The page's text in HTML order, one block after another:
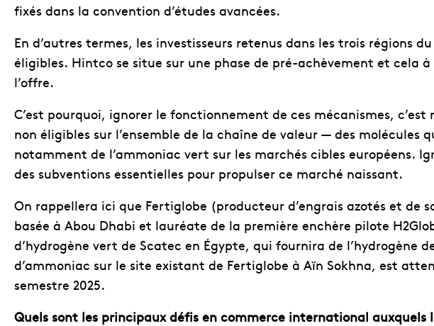
fixés dans la convention d’études avancées.
En d’autres termes, les investisseurs retenus dans les trois régions
éligibles. Hintco se situe sur une phase de pré-achèvement et cela
l’offre.
C’est pourquoi, ignorer le fonctionnement de ces mécanismes,
non éligibles sur l’ensemble de la chaîne de valeur — des molécules
notamment de l’ammoniac vert sur les marchés cibles européens.
des subventions essentielles pour propulser ce marché naissant.
On rappellera ici que Fertiglobe (producteur d’engrais azotés et de
basée à Abou Dhabi et lauréate de la première enchère pilote
d’hydrogène vert de Scatec en Égypte, qui fournira de l’hydrogène
d’ammoniac sur le site existant de Fertiglobe à Aïn Sokhna, est
semestre 2025.
Quels sont les principaux défis en commerce international